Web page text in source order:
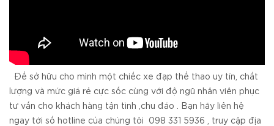
Để sở hữu cho mình một chiếc xe đạp thể thao uy tín, chất
lượng và mức giá rẻ cực sốc cùng với độ ngũ nhân viên phục
tư vấn cho khách hàng tận tình ,chu đáo . Bạn hãy liên hệ
ngay tới số hotline của chúng tôi 098 331 5936 , truy cập địa